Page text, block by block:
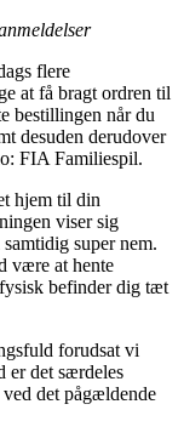
flere
at få bragt ordren til
bestillingen når du
desuden derudover
FIA Familiespil.
hjem til din
viser sig
super nem.
være at hente
befinder dig tæt
forudsat vi
er det særdeles
det pågældende